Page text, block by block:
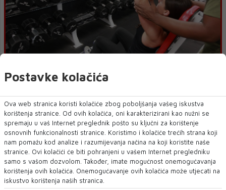
Tri znaka Zodijaka koja će u svibnju početi intenzivno
vježbati da se pripreme za ljeto
Kako se ljeto sve više bliži, puno ljudi razmišlja o promjeni životnog
stila, zdravijoj prehrani ...
Postavke kolačića
Ova web stranica koristi kolačiće zbog poboljšanja vašeg iskustva
korištenja stranice. Od ovih kolačića, oni karakterizirani kao nužni se
spremaju u vaš Internet preglednik pošto su ključni za korištenje
osnovnih funkcionalnosti stranice. Koristimo i kolačiće trećih strana koji
nam pomažu kod analize i razumijevanja načina na koji koristite naše
stranice. Ovi kolačići će biti pohranjeni u vašem Internet pregledniku
samo s vašom dozvolom. Također, imate mogućnost onemogućavanja
korištenja ovih kolačića. Onemogućavanje ovih kolačića može utjecati na
iskustvo korištenja naših stranica.